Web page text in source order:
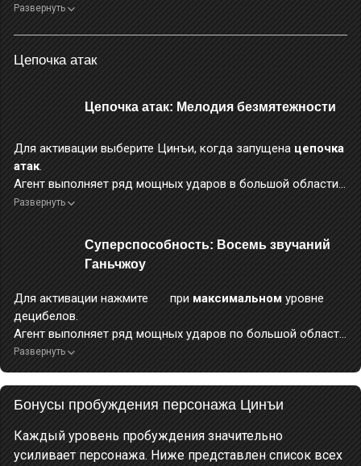
вращаясь, выполняет ряд ударов, а затем — мощный удар
дополнительно расходуя энергию.
После выполнения этого приёма вы сразу же можете
перейти к 3-му этапу
базовой атаки.
Развернуть
Цепочка атак
Цепочка атак: Мелодия безмятежности
Для активации выберите Цинъи, когда запущена цепочка
атак.
Агент выполняет ряд мощных ударов в большой области
перед собой, нанося огромный
повышается на 3% за каждый уровень эффекта
«Укрощение непокорных»
, накладываемого на врага при
основного пассивного навыка «Тысяча
осеней»
Во время применения этого навыка персонаж неуязвим.
Развернуть
Суперспособность: Восемь звучаний
Ганьчжоу
Для активации нажмите при максимальномуровне
децибелов.
Агент выполняет ряд мощных ударов по большой области
перед собой, а затем — завершающий удар, нанося
огромныйэлектрический урон.
Во время применения этого навыка персонаж неуязвим.
Развернуть
Бонусы пробуждения персонажа Цинъи
Каждый уровень пробуждения значительно
усиливает персонажа. Ниже представлен список всех